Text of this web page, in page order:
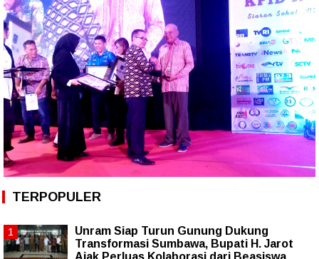
TERPOPULER
Unram Siap Turun Gunung Dukung
Transformasi Sumbawa, Bupati H. Jarot